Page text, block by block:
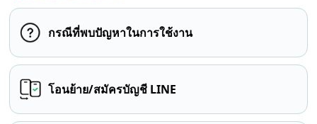
กรณีที่พบปัญหาในการใช้งาน
โอนย้าย/สมัครบัญชี LINE